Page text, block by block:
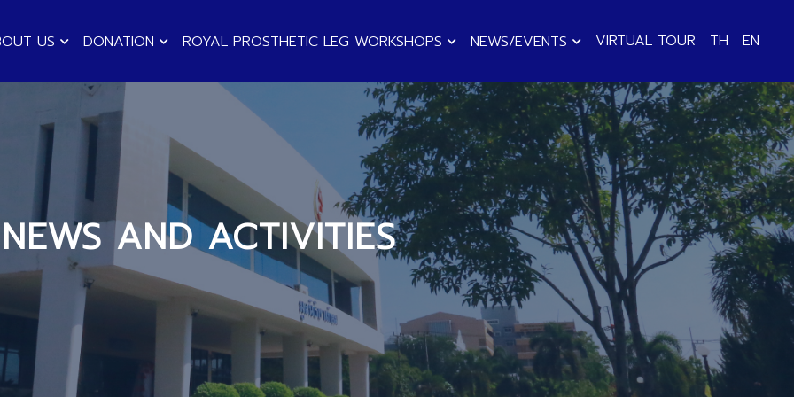
US DONATION ROYAL PROSTHETIC LEG WORKSHOPS NEWS/EVENTS VIRTUAL TOUR TH EN
NEWS AND ACTIVITIES